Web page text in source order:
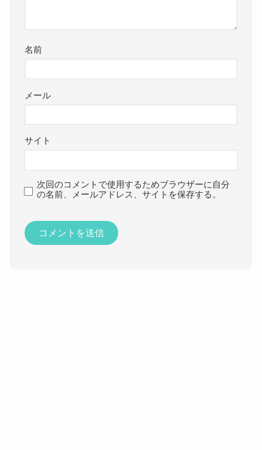
名前
メール
サイト
次回のコメントで使用するためブラウザーに自分
の名前、メールアドレス、サイトを保存する。